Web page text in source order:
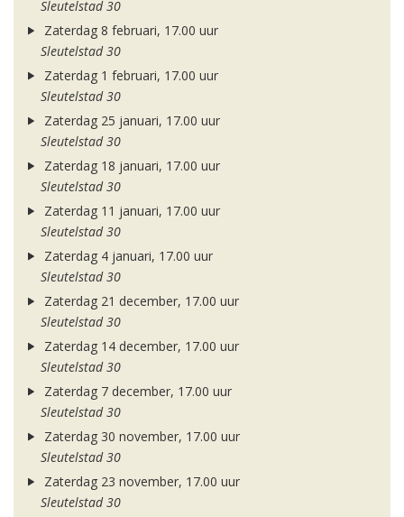
Sleutelstad 30
Zaterdag 8 februari, 17.00 uur
Sleutelstad 30
Zaterdag 1 februari, 17.00 uur
Sleutelstad 30
Zaterdag 25 januari, 17.00 uur
Sleutelstad 30
Zaterdag 18 januari, 17.00 uur
Sleutelstad 30
Zaterdag 11 januari, 17.00 uur
Sleutelstad 30
Zaterdag 4 januari, 17.00 uur
Sleutelstad 30
Zaterdag 21 december, 17.00 uur
Sleutelstad 30
Zaterdag 14 december, 17.00 uur
Sleutelstad 30
Zaterdag 7 december, 17.00 uur
Sleutelstad 30
Zaterdag 30 november, 17.00 uur
Sleutelstad 30
Zaterdag 23 november, 17.00 uur
Sleutelstad 30